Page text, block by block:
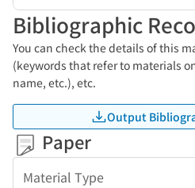
Bibliographic
You can check the details of this
(keywords that refer to materials
name, etc.), etc.
Output
Paper
Material Type